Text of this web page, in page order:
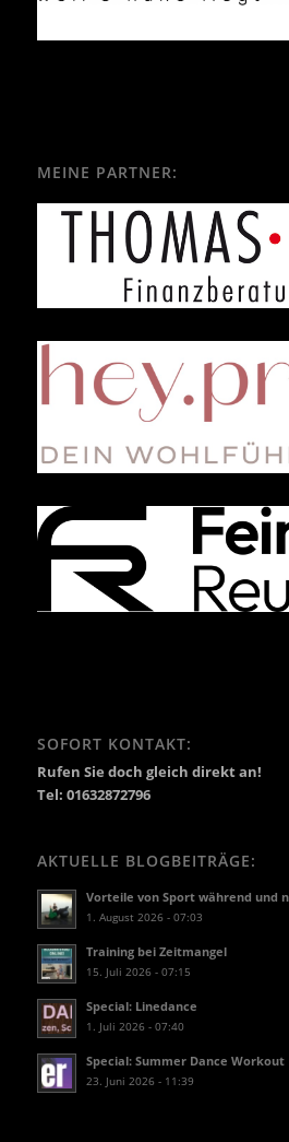
MEINE PARTNER:
SOFORT KONTAKT:
Rufen Sie doch gleich direkt an!
Tel: 01632872796
AKTUELLE BLOGBEITRÄGE:
Vorteile von Sport während und
1. August 2026 - 07:03
Training bei Zeitmangel
15. Juli 2026 - 07:15
Special: Linedance
1. Juli 2026 - 07:40
Special: Summer Dance Workout
23. Juni 2026 - 11:39